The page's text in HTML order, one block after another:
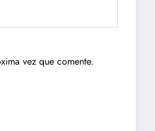
vez que comente.